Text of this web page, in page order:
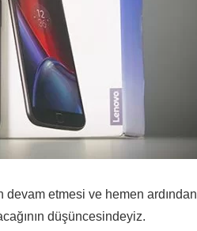
devam etmesi ve hemen ardından
düşüncesindeyiz.